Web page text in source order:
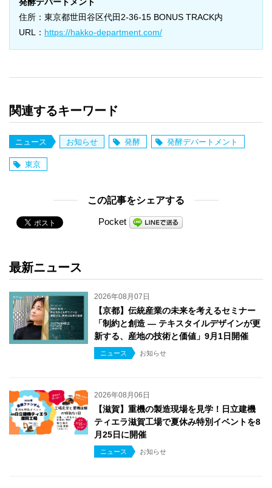
住所：東京都世田谷区代田2-36-15 BONUS TRACK内
URL： https://hakko-department.com/
関連するキーワード
ニュース お知らせ 発酵 発酵デパートメント
東京
この記事をシェアする
Pocket
最新ニュース
2026年08月07日
【京都】伝統産業の未来を考えるセミナー
「制約と創造 ― テキスタイルデザインが更
新する、産地の技術と価値」9月1日開催
ニュース お知らせ
2026年08月06日
【滋賀】重機の製造現場を見学！日立建機
ティエラ滋賀工場で夏休み特別イベントを8
月25日に開催
ニュース お知らせ